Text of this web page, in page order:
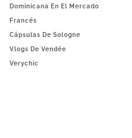
Dominicana En El Mercado
Francés
Cápsulas De Sologne
Vlogs De Vendée
Verychic